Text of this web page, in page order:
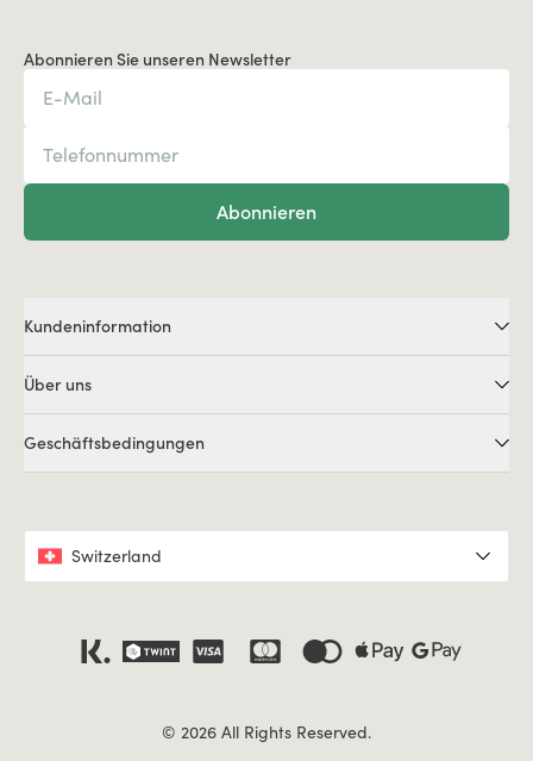
Abonnieren Sie unseren Newsletter
Abonnieren
© 2026 All Rights Reserved.
Kundeninformation
Über uns
Geschäftsbedingungen
Switzerland